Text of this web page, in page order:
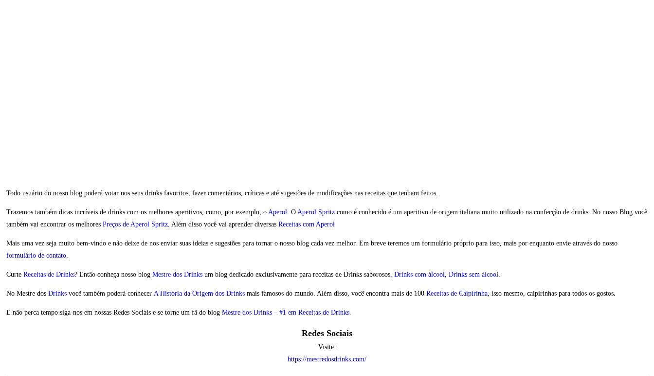
Todo usuário do nosso blog poderá votar nos seus drinks favoritos, fazer comentários, críticas e até sugestões de modificações nas receitas que tenham feitos.
Trazemos também dicas incríveis de drinks com os melhores aperitivos, como, por exemplo, o Aperol. O Aperol Spritz como é conhecido é um aperitivo de origem italiana muito utilizado na confecção de drinks. No nosso Blog você
também vai encontrar os melhores Preços de Aperol Spritz. Além disso você vai aprender diversas Receitas com Aperol
Mais uma vez seja muito bem-vindo e não deixe de nos enviar suas ideias e sugestões para tornar o nosso blog cada vez melhor. Em breve teremos um formulário próprio para isso, mais por enquanto envie através do nosso
formulário de contato.
Curte Receitas de Drinks? Então conheça nosso blog Mestre dos Drinks um blog dedicado exclusivamente para receitas de Drinks saborosos, Drinks com álcool, Drinks sem álcool.
No Mestre dos Drinks você também poderá conhecer A História da Origem dos Drinks mais famosos do mundo. Além disso, você encontra mais de 100 Receitas de Caipirinha, isso mesmo, caipirinhas para todos os gostos.
E não perca tempo siga-nos em nossas Redes Sociais e se torne um fã do blog Mestre dos Drinks – #1 em Receitas de Drinks.
Redes Sociais
Visite:
https://mestredosdrinks.com/